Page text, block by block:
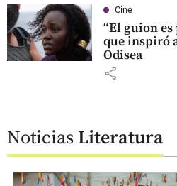
Cine
“El guion
que inspiró
Odisea
share
NoticiasLiteratura